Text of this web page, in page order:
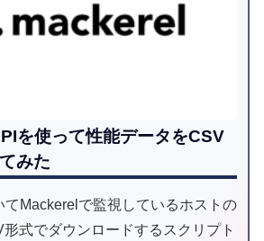
を使って性能データをCSV
みた
てMackerelで監視しているホストの
式でダウンロードするスクリプト